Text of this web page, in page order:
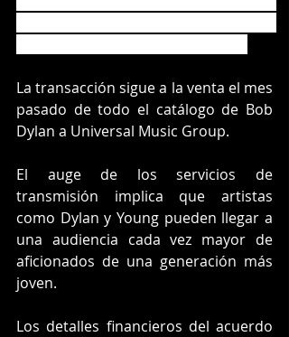
La transacción sigue a la venta el mes
pasado de todo el catálogo de Bob
Dylan a Universal Music Group.
El auge de los servicios de
transmisión implica que artistas
como Dylan y Young pueden llegar a
una audiencia cada vez mayor de
aficionados de una generación más
joven.
Los detalles financieros del acuerdo